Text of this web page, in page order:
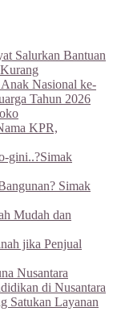
Salurkan Bantuan
Nasional ke-
Tahun 2026
KPR,
gini..?Simak
Simak
Mudah dan
jika Penjual
Nusantara
di Nusantara
Satukan Layanan